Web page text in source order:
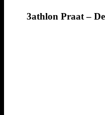
3athlon Praat –